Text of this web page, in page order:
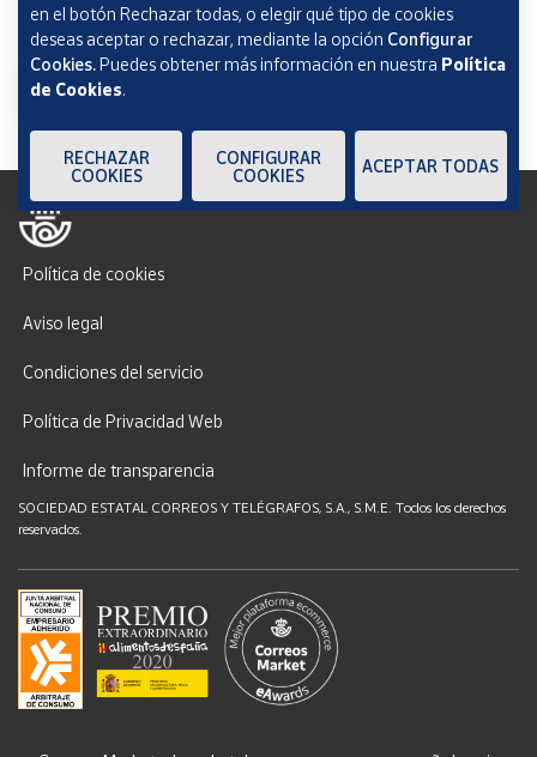
Política de cookies
Aviso legal
Condiciones del servicio
Política de Privacidad Web
Informe de transparencia
SOCIEDAD ESTATAL CORREOS Y TELÉGRAFOS, S.A., S.M.E. Todos los derechos
reservados.
en el botón Rechazar todas, o elegir qué tipo de cookies
deseas aceptar o rechazar, mediante la opción Configurar
Cookies.Puedes obtener más información en nuestra Política
de Cookies.
RECHAZAR
COOKIES
CONFIGURAR
COOKIES
ACEPTAR TODAS